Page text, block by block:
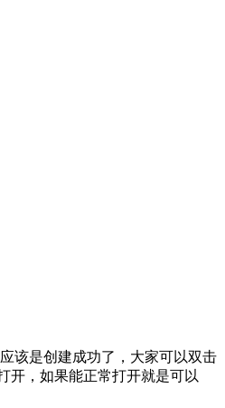
该是创建成功了，大家可以双击
开，如果能正常打开就是可以